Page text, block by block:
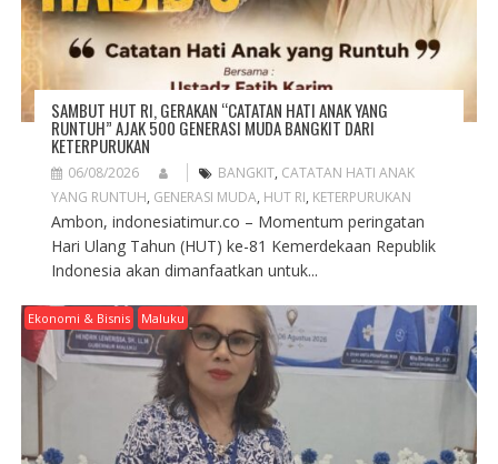
N
SAMBUT HUT RI, GERAKAN “CATATAN HATI ANAK YANG
RUNTUH” AJAK 500 GENERASI MUDA BANGKIT DARI
KETERPURUKAN
06/08/2026 BANGKIT, CATATAN HATI ANAK
YANG RUNTUH, GENERASI MUDA, HUT RI, KETERPURUKAN
Ambon, indonesiatimur.co – Momentum peringatan
Hari Ulang Tahun (HUT) ke-81 Kemerdekaan Republik
Indonesia akan dimanfaatkan untuk...
Ekonomi & Bisnis Maluku